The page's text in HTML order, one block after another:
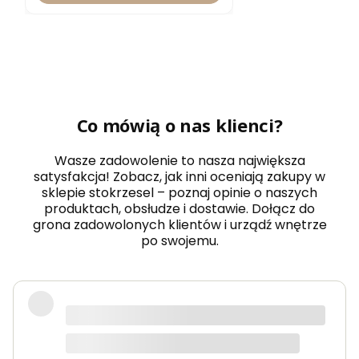
Co mówią o nas klienci?
Wasze zadowolenie to nasza największa
satysfakcja! Zobacz, jak inni oceniają zakupy w
sklepie stokrzesel – poznaj opinie o naszych
produktach, obsłudze i dostawie. Dołącz do
grona zadowolonych klientów i urządź wnętrze
po swojemu.
Fotel piękny, wygodny, polecam.